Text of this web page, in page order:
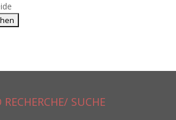
SUCHE